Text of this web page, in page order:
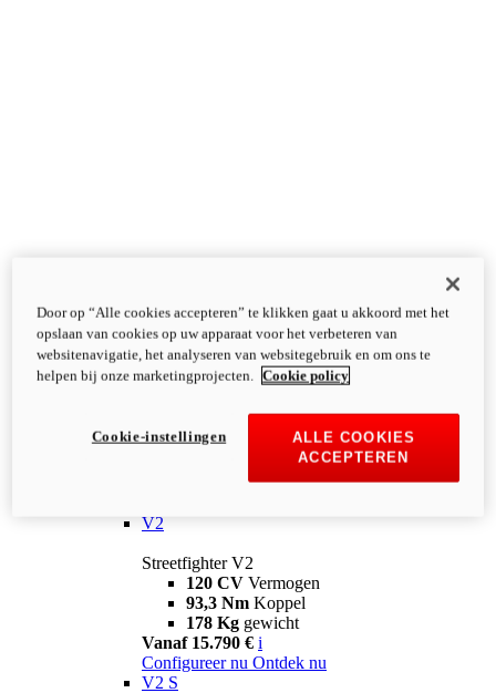
V2
Streetfighter V2
120 CV Vermogen
93,3 Nm Koppel
178 Kg gewicht
Vanaf 15.790 € i
Configureer nu Ontdek nu
V2 S
Door op “Alle cookies accepteren” te klikken gaat u akkoord met het
opslaan van cookies op uw apparaat voor het verbeteren van
websitenavigatie, het analyseren van websitegebruik en om ons te
helpen bij onze marketingprojecten.
Cookie policy
ALLE COOKIES
ACCEPTEREN
Cookie-instellingen